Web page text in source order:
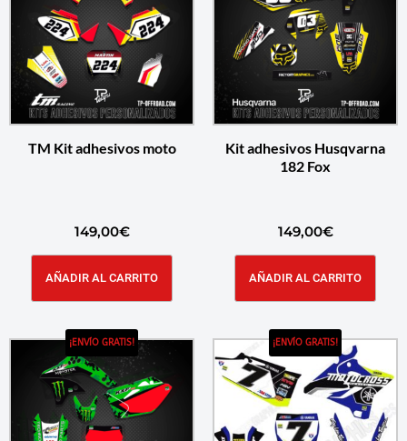
TM Kit adhesivos moto
149,00€
AÑADIR AL CARRITO
Kit adhesivos Husqvarna
182 Fox
149,00€
AÑADIR AL CARRITO
¡ENVÍO GRATIS! ¡ENVÍO GRATIS!